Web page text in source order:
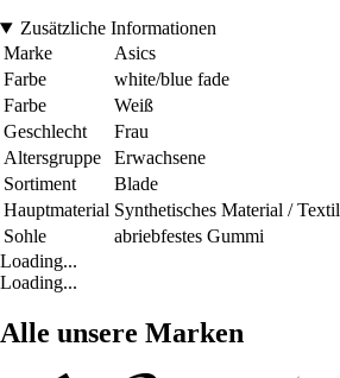
Zusätzliche Informationen
Marke
Asics
Farbe
white/blue fade
Farbe
Weiß
Geschlecht
Frau
Altersgruppe
Erwachsene
Sortiment
Blade
Hauptmaterial Synthetisches Material / Textil
Sohle
abriebfestes Gummi
Loading...
Loading...
Alle unsere Marken